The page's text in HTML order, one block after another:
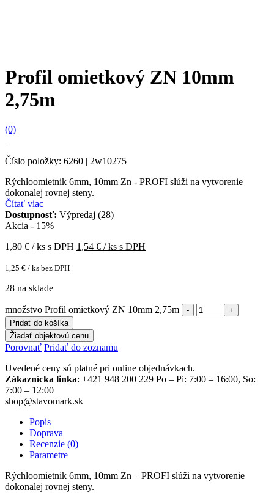
Profil omietkový ZN 10mm
2,75m
(0)
|
Číslo položky: 6260 | 2w10275
Rýchloomietnik 6mm, 10mm Zn - PROFI slúži na vytvorenie
dokonalej rovnej steny.
Čítať viac
Dostupnosť: Výpredaj (28)
Akcia - 15%
1,80€ / ks s DPH 1,54 € / ks s DPH
1,25 € / ks bez DPH
28 na sklade
množstvo Profil omietkový ZN 10mm 2,75m
Pridať do košíka
Žiadať objektovú cenu
Porovnať Pridať do zoznamu
Uvedené ceny sú platné pri online objednávkach.
Zákaznícka linka: +421 948 200 229 Po – Pi: 7:00 – 16:00, So:
7:00 – 12:00
shop@stavomark.sk
Popis
Doprava
Recenzie (0)
Parametre
Rýchloomietnik 6mm, 10mm Zn – PROFI slúži na vytvorenie
dokonalej rovnej steny.